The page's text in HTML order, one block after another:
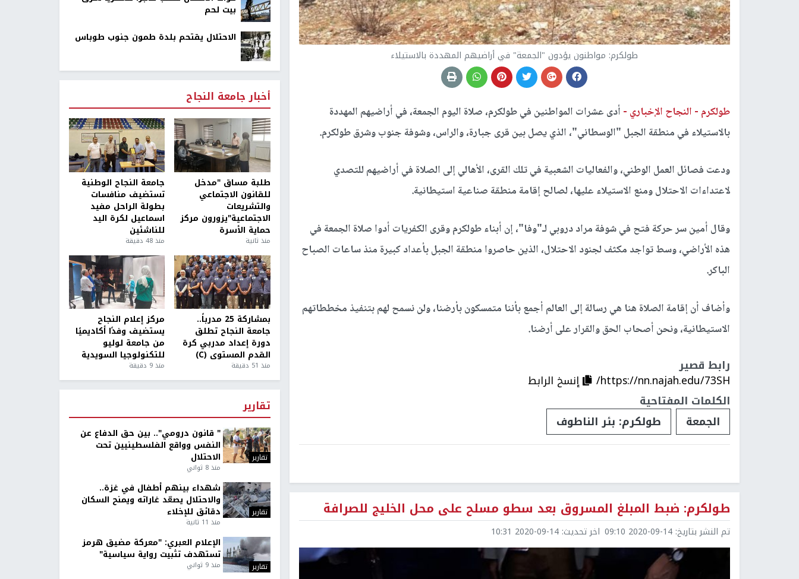
طولكرم: مواطنون يؤدون "الجمعة" في أراضيهم المهددة بالاستيلاء
طولكرم - النجاح الإخباري - أدى عشرات المواطنين في طولكرم، صلاة اليوم الجمعة، في أراضيهم المهددة
بالاستيلاء في منطقة الجبل "الوسطاني"، الذي يصل بين قرى جبارة، والراس، وشوفة جنوب وشرق طولكرم.
ودعت فصائل العمل الوطني، والفعاليات الشعبية في تلك القرى، الأهالي إلى الصلاة في أراضيهم للتصدي
لاعتداءات الاحتلال ومنع الاستيلاء عليها، لصالح إقامة منطقة صناعية استيطانية.
وقال أمين سر حركة فتح في شوفة مراد دروبي لـ"وفا"، إن أبناء طولكرم وقرى الكفريات أدوا صلاة الجمعة في
هذه الأراضي، وسط تواجد مكثف لجنود الاحتلال، الذين حاصروا منطقة الجبل بأعداد كبيرة منذ ساعات الصباح
الباكر.
وأضاف أن إقامة الصلاة هنا هي رسالة إلى العالم أجمع بأننا متمسكون بأرضنا، ولن نسمح لهم بتنفيذ مخططاتهم
الاستيطانية، ونحن أصحاب الحق والقرار على أرضنا.
رابط قصير
https://nn.najah.edu/73SH/
إنسخ الرابط
الكلمات المفتاحية
الجمعة
طولكرم: بئر الناطوف
طولكرم: ضبط المبلغ المسروق بعد سطو مسلح على محل الخليج للصرافة
تم النشر بتاريخ: 2020-09-14 09:10 اخر تحديث: 2020-09-14 10:31
بيت لحم
الاحتلال يقتحم بلدة طمون جنوب طوباس
أخبار جامعة النجاح
طلبة مساق "مدخل
للقانون الاجتماعي
والتشريعات
الاجتماعية"يزورون مركز
حماية الأسرة
منذ ثانية
جامعة النجاح الوطنية
تستضيف منافسات
بطولة الراحل مفيد
اسماعيل لكرة اليد
للناشئين
منذ 48 دقيقة
بمشاركة 25 مدرباً..
جامعة النجاح تطلق
دورة إعداد مدربي كرة
القدم المستوى (C)
منذ 51 دقيقة
مركز إعلام النجاح
يستضيف وفدًا أكاديميًا
من جامعة لوليو
للتكنولوجيا السويدية
منذ 9 دقيقة
تقارير
تقارير
" قانون درومي".. بين حق الدفاع عن
النفس وواقع الفلسطينيين تحت
الاحتلال
منذ 8 ثواني
تقارير
شهداء بينهم أطفال في غزة..
والاحتلال يصعّد غاراته ويمنح السكان
دقائق للإخلاء
منذ 11 ثانية
تقارير
الإعلام العبري: "معركة مضيق هرمز
تستهدف تثبيت رواية سياسية"
منذ 9 ثواني